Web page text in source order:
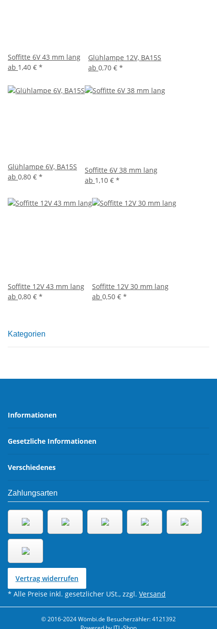
Soffitte 6V 43 mm lang
ab 1,40 € *
Glühlampe 12V, BA15S
ab 0,70 € *
Glühlampe 6V, BA15S
ab 0,80 € *
Soffitte 6V 38 mm lang
ab 1,10 € *
Soffitte 12V 43 mm lang
ab 0,80 € *
Soffitte 12V 30 mm lang
ab 0,50 € *
Kategorien
Informationen
Gesetzliche Informationen
Verschiedenes
Zahlungsarten
Vertrag widerrufen
* Alle Preise inkl. gesetzlicher USt., zzgl. Versand
© 2016-2024 Wömbi.de Besucherzähler: 4121392